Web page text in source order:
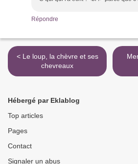
Répondre
< Le loup, la chèvre et ses
chevreaux
Hébergé par Eklablog
Top articles
Pages
Contact
Signaler un abus